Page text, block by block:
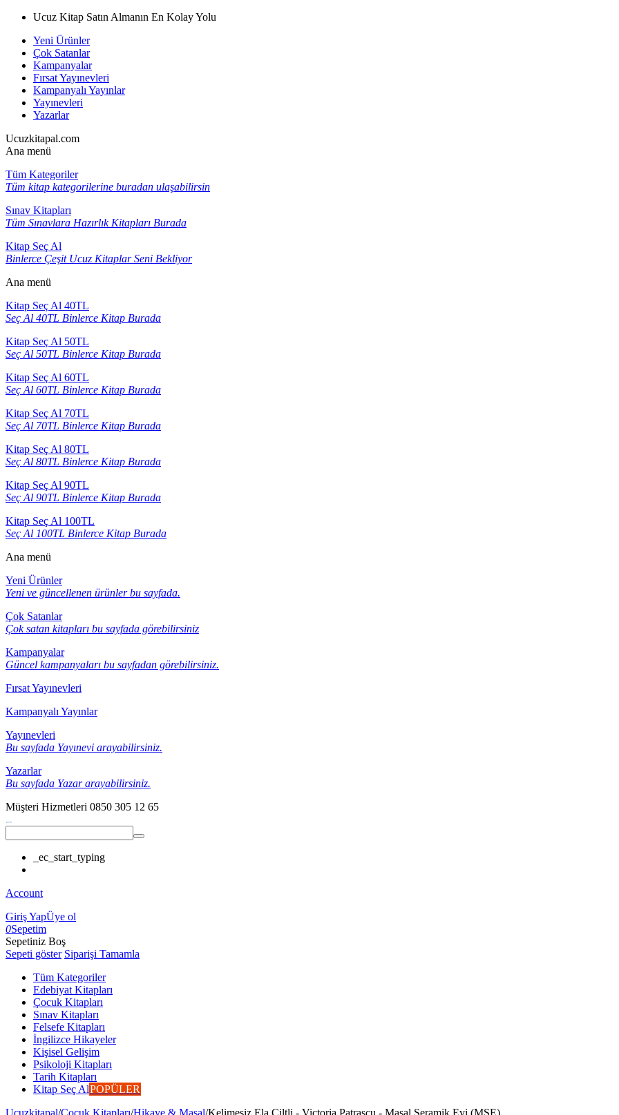
Ucuz Kitap Satın Almanın En Kolay Yolu
Yeni Ürünler
Çok Satanlar
Kampanyalar
Fırsat Yayınevleri
Kampanyalı Yayınlar
Yayınevleri
Yazarlar
Ucuzkitapal.com
Ana menü
Tüm Kategoriler
Tüm kitap kategorilerine buradan ulaşabilirsin
Sınav Kitapları
Tüm Sınavlara Hazırlık Kitapları Burada
Kitap Seç Al
Binlerce Çeşit Ucuz Kitaplar Seni Bekliyor
Ana menü
Kitap Seç Al 40TL
Seç Al 40TL Binlerce Kitap Burada
Kitap Seç Al 50TL
Seç Al 50TL Binlerce Kitap Burada
Kitap Seç Al 60TL
Seç Al 60TL Binlerce Kitap Burada
Kitap Seç Al 70TL
Seç Al 70TL Binlerce Kitap Burada
Kitap Seç Al 80TL
Seç Al 80TL Binlerce Kitap Burada
Kitap Seç Al 90TL
Seç Al 90TL Binlerce Kitap Burada
Kitap Seç Al 100TL
Seç Al 100TL Binlerce Kitap Burada
Ana menü
Yeni Ürünler
Yeni ve güncellenen ürünler bu sayfada.
Çok Satanlar
Çok satan kitapları bu sayfada görebilirsiniz
Kampanyalar
Güncel kampanyaları bu sayfadan görebilirsiniz.
Fırsat Yayınevleri
Kampanyalı Yayınlar
Yayınevleri
Bu sayfada Yayınevi arayabilirsiniz.
Yazarlar
Bu sayfada Yazar arayabilirsiniz.
Müşteri Hizmetleri 0850 305 12 65
_ec_start_typing
Account
Giriş YapÜye ol
0Sepetim
Sepetiniz Boş
Sepeti göster Siparişi Tamamla
Tüm Kategoriler
Edebiyat Kitapları
Çocuk Kitapları
Sınav Kitapları
Felsefe Kitapları
İngilizce Hikayeler
Kişisel Gelişim
Psikoloji Kitapları
Tarih Kitapları
Kitap Seç AlPOPÜLER
Ucuzkitapal/Çocuk Kitapları/Hikaye & Masal/Kelimesiz Ela Ciltli - Victoria Patraşcu - Masal Seramik Evi (MSE)